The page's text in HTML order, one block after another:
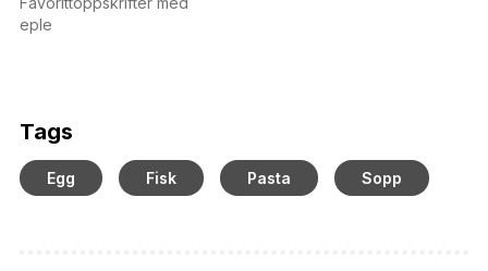
eple
Tags
Egg Fisk Pasta Sopp